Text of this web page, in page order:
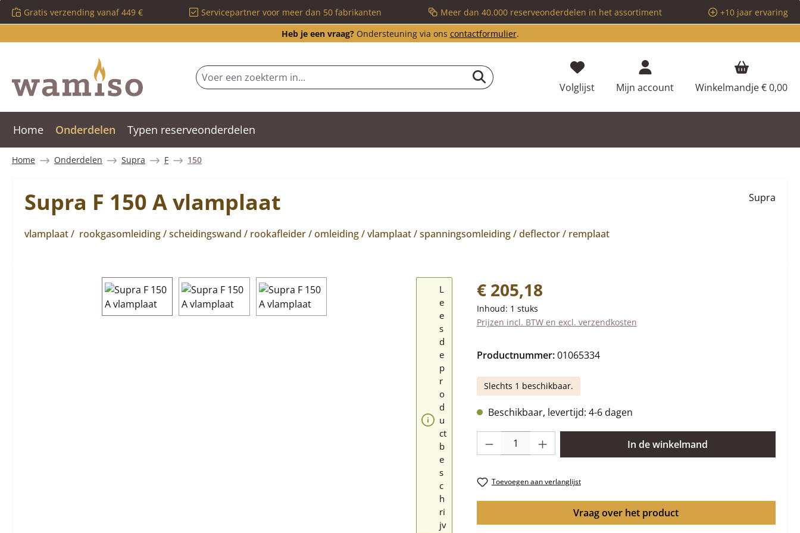
naar de hoofdinhoud
Ga naar de zoekopdracht
Ga naar de hoofdnavigatie
Gratis verzending vanaf 449 € Servicepartner voor meer dan 50 fabrikanten Meer dan 40.000 reserveonderdelen in het assortiment
+10 jaar ervaring
Heb je een vraag?Ondersteuning via ons contactformulier.
VolglijstJe hebt 0 items op je verlanglijstje
Mijn account Winkelmandje€ 0,00
Home Onderdelen Typen reserveonderdelen
Home Onderdelen Supra F 150
Supra F 150 A vlamplaat
vlamplaat / rookgasomleiding / scheidingswand / rookafleider / omleiding / vlamplaat / spanningsomleiding / deflector / remplaat
Supra
Afbeeldingengalerij overslaan
L
e
e
s
d
e
p
r
o
d
u
ct
b
e
s
c
h
ri
jv
Normale prijs:
€ 205,18
Inhoud: 1 stuks
Prijzen incl. BTW en excl. verzendkosten
Productnummer:01065334
Slechts 1 beschikbaar.
Beschikbaar, levertijd: 4-6 dagen
Producthoeveelheid: Voer de gewenste hoeveelheid in of gebruik de knoppen
In de winkelmand
Toevoegen aan verlanglijst
Vraag over het product